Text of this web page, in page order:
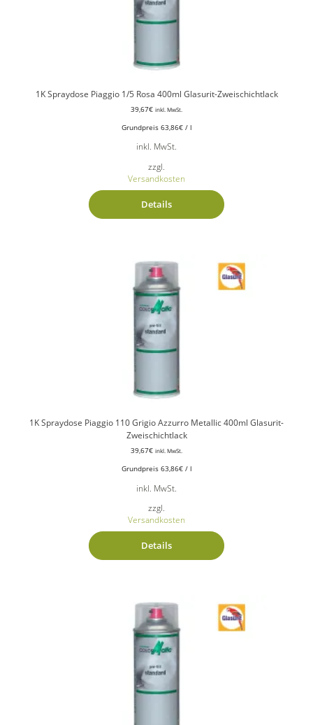
1K Spraydose Piaggio 1/5 Rosa 400ml Glasurit-Zweischichtlack
39,67€ inkl. MwSt.
Grundpreis 63,86€/ l
inkl. MwSt.
zzgl.
Versandkosten
Details
1K Spraydose Piaggio 110 Grigio Azzurro Metallic 400ml Glasurit-
Zweischichtlack
39,67€ inkl. MwSt.
Grundpreis 63,86€/ l
inkl. MwSt.
zzgl.
Versandkosten
Details